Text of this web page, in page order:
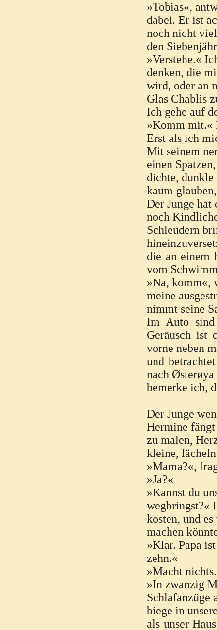
»Tobias«,
dabei. Er ist
noch nicht
den
»Verstehe.«
denken, die
wird, oder an
Glas Chablis
Ich gehe auf
»Komm mit.«
Erst als ich
Mit seinem
einen
dichte, dunkle
kaum
Der Junge hat
noch
Schleudern
die an einem
vom
»Na, komm«,
meine
nimmt seine
Im Auto sind
Geräusch ist
vorne neben
und
nach
bemerke ich,
Der Junge
Hermine fängt
zu malen,
kleine,
»Mama?«,
»Ja?«
»Kannst du
wegbringst?«
kosten, und
machen
»Klar. Papa
zehn.«
»Macht
»In zwanzig
Schlafanzüge
biege in
als unser